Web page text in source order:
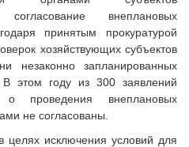
внеплановых
принятым прокуратурой
хозяйствующих субъектов
незаконно запланированных
этом году из 300 заявлений
о проведения внеплановых
не согласованы.
целях исключения условий для